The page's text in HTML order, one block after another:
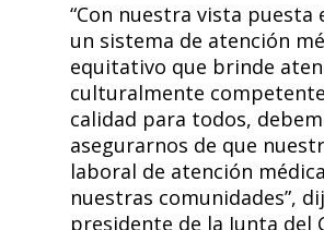
“Con nuestra vista puesta
un sistema de atención
equitativo que brinde
culturalmente
calidad para todos,
asegurarnos de que
laboral de atención
nuestras comunidades”,
presidente de la Junta del